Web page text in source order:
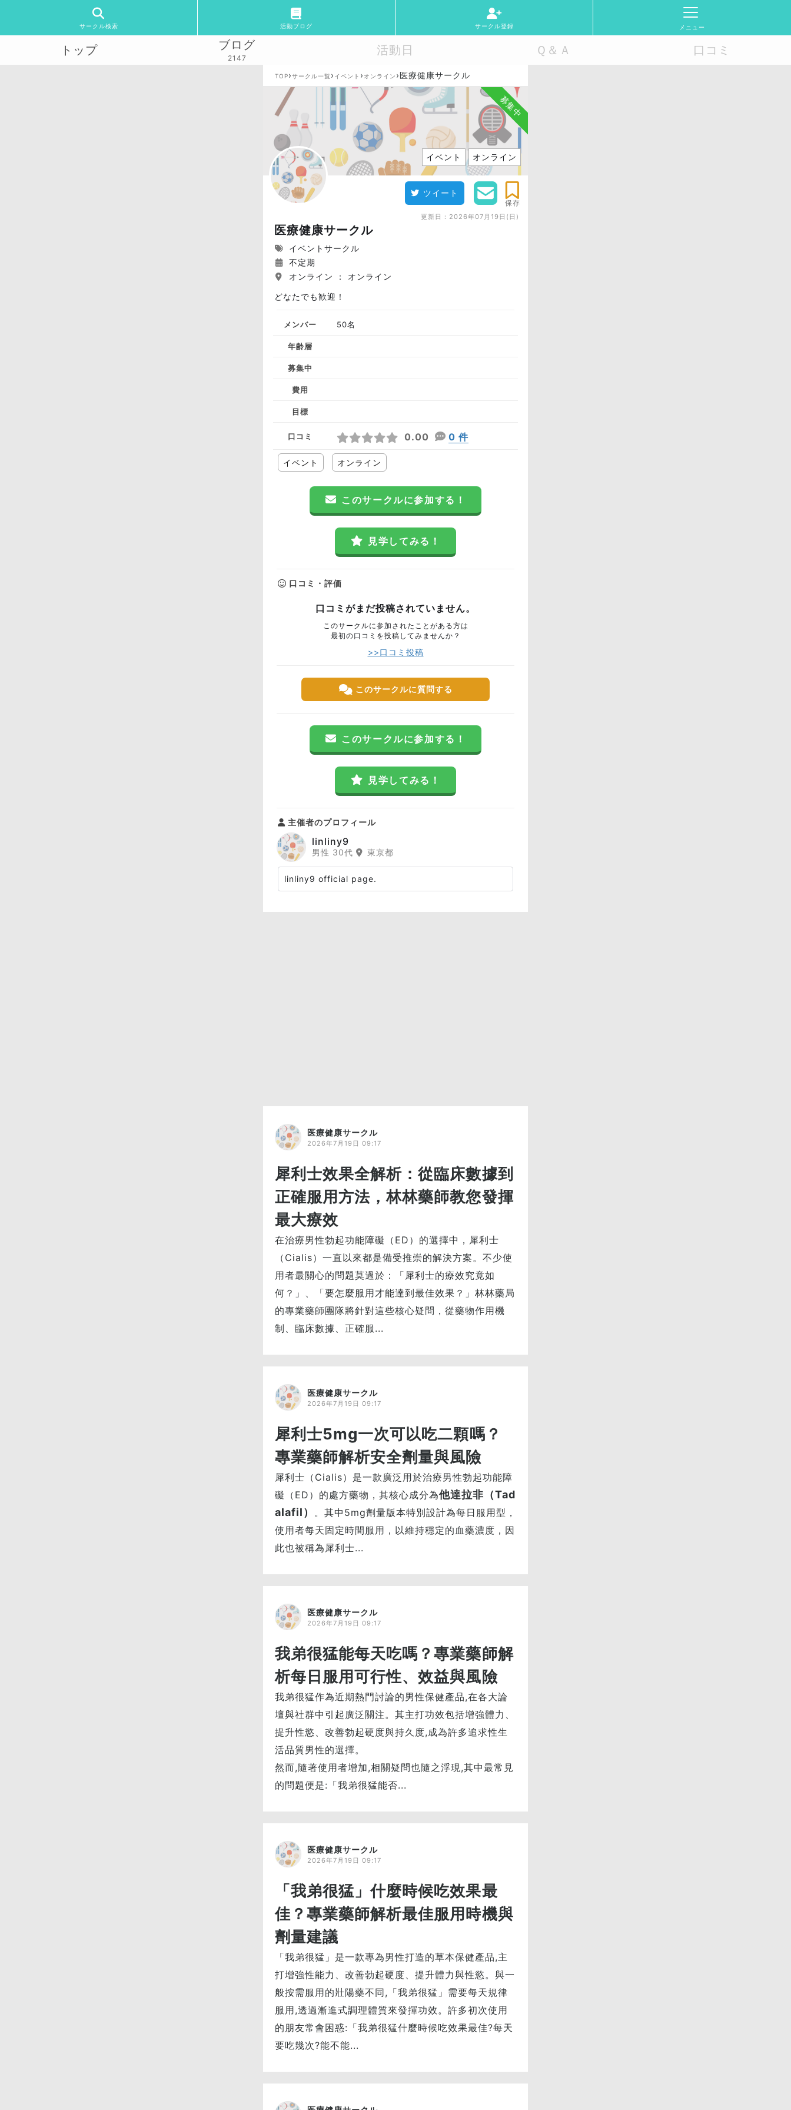
サークル検索 活動ブログ サークル登録 メニュー
トップ ブログ
2147
活動日 Ｑ＆Ａ 口コミ
TOP›サークル一覧 › イベント › オンライン ›医療健康サークル
募集中
イベント オンライン
ツイート
保存
更新日： 2026年07月19日(日)
医療健康サークル
イベントサークル
不定期
オンライン ： オンライン
どなたでも歓迎！
メンバー 50名
年齢層
募集中
費用
目標
口コミ 0.00 0 件
イベント オンライン
このサークルに参加する！
見学してみる！
口コミ・評価
口コミがまだ投稿されていません。
このサークルに参加されたことがある方は
最初の口コミを投稿してみませんか？
>>口コミ投稿
このサークルに質問する
このサークルに参加する！
見学してみる！
主催者のプロフィール
linliny9
男性 30代 東京都
linliny9 official page.
医療健康サークル
2026年7月19日 09:17
犀利士效果全解析：從臨床數據到
正確服用方法，林林藥師教您發揮
最大療效
在治療男性勃起功能障礙（ED）的選擇中，犀利士
（Cialis）一直以來都是備受推崇的解決方案。不少使
用者最關心的問題莫過於：「犀利士的療效究竟如
何？」、「要怎麼服用才能達到最佳效果？」林林藥局
的專業藥師團隊將針對這些核心疑問，從藥物作用機
制、臨床數據、正確服...
医療健康サークル
2026年7月19日 09:17
犀利士5mg一次可以吃二顆嗎？
專業藥師解析安全劑量與風險
犀利士（Cialis）是一款廣泛用於治療男性勃起功能障
礙（ED）的處方藥物，其核心成分為他達拉非（Tad
alafil） 。其中5mg劑量版本特別設計為每日服用型，
使用者每天固定時間服用，以維持穩定的血藥濃度，因
此也被稱為犀利士...
医療健康サークル
2026年7月19日 09:17
我弟很猛能每天吃嗎？專業藥師解
析每日服用可行性、效益與風險
我弟很猛作為近期熱門討論的男性保健產品,在各大論
壇與社群中引起廣泛關注。其主打功效包括增強體力、
提升性慾、改善勃起硬度與持久度,成為許多追求性生
活品質男性的選擇。
然而,隨著使用者增加,相關疑問也隨之浮現,其中最常見
的問題便是:「我弟很猛能否...
医療健康サークル
2026年7月19日 09:17
「我弟很猛」什麼時候吃效果最
佳？專業藥師解析最佳服用時機與
劑量建議
「我弟很猛」是一款專為男性打造的草本保健產品,主
打增強性能力、改善勃起硬度、提升體力與性慾。與一
般按需服用的壯陽藥不同,「我弟很猛」需要每天規律
服用,透過漸進式調理體質來發揮功效。許多初次使用
的朋友常會困惑:「我弟很猛什麼時候吃效果最佳?每天
要吃幾次?能不能...